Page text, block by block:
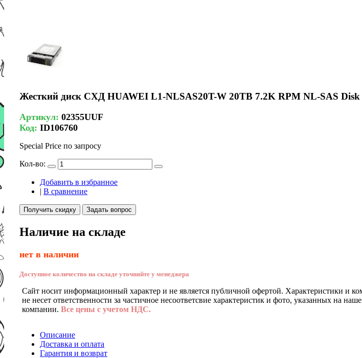
Жесткий диск СХД HUAWEI L1-NLSAS20T-W 20TB 7.2K RPM NL-SAS
Артикул: 02355UUF
Код: ID106760
Special Price по запросу
Кол-во:
Добавить в избранное
| В сравнение
Получить скидку Задать вопрос
Наличие на складе
нет в наличии
Доступное количество на складе уточняйте у менеджера
Сайт носит информационный характер и не является публичной офертой. Характеристики и
не несет ответственности за частичное несоответсвие характеристик и фото, указанных на
компании. Все цены с учетом НДС.
Описание
Доставка и оплата
Гарантия и возврат